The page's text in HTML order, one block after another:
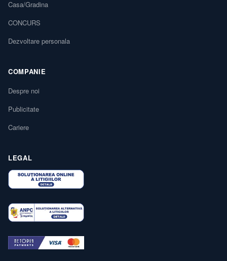
Casa/Gradina
CONCURS
Dezvoltare personala
COMPANIE
Despre noi
Publicitate
Cariere
LEGAL